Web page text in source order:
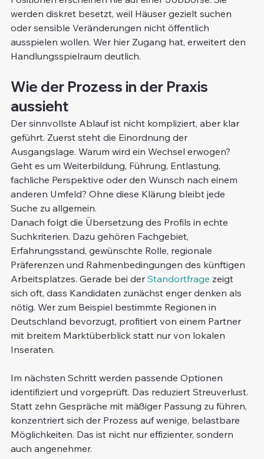
werden diskret besetzt, weil Häuser gezielt suchen
oder sensible Veränderungen nicht öffentlich
ausspielen wollen. Wer hier Zugang hat, erweitert den
Handlungsspielraum deutlich.
Wie der Prozess in der Praxis
aussieht
Der sinnvollste Ablauf ist nicht kompliziert, aber klar
geführt. Zuerst steht die Einordnung der
Ausgangslage. Warum wird ein Wechsel erwogen?
Geht es um Weiterbildung, Führung, Entlastung,
fachliche Perspektive oder den Wunsch nach einem
anderen Umfeld? Ohne diese Klärung bleibt jede
Suche zu allgemein.
Danach folgt die Übersetzung des Profils in echte
Suchkriterien. Dazu gehören Fachgebiet,
Erfahrungsstand, gewünschte Rolle, regionale
Präferenzen und Rahmenbedingungen des künftigen
Arbeitsplatzes. Gerade bei der Standortfrage zeigt
sich oft, dass Kandidaten zunächst enger denken als
nötig. Wer zum Beispiel bestimmte Regionen in
Deutschland bevorzugt, profitiert von einem Partner
mit breitem Marktüberblick statt nur von lokalen
Inseraten.
Im nächsten Schritt werden passende Optionen
identifiziert und vorgeprüft. Das reduziert Streuverlust.
Statt zehn Gespräche mit mäßiger Passung zu führen,
konzentriert sich der Prozess auf wenige, belastbare
Möglichkeiten. Das ist nicht nur effizienter, sondern
auch angenehmer.